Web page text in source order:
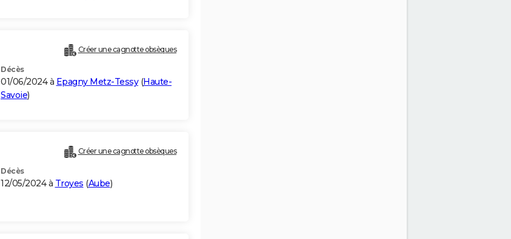
Créer une cagnotte obsèques
Décès
01/06/2024 à Epagny Metz-Tessy(Haute-
Savoie)
Créer une cagnotte obsèques
Décès
12/05/2024 à Troyes (Aube)